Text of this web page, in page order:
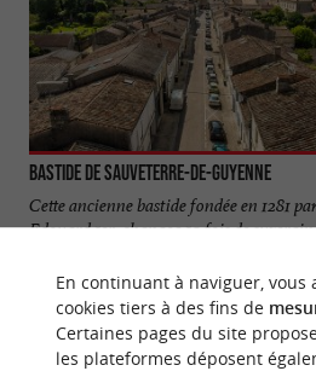
Bastide de Sauveterre-de-Guyenne
Cette ancienne bastide fondée en 1281
Edouard 1er, changea 10 fois de
91 m - Sauveterre-de-
En continuant à naviguer, vous
cookies tiers à des fins de
Certaines pages du site
les plateformes déposent